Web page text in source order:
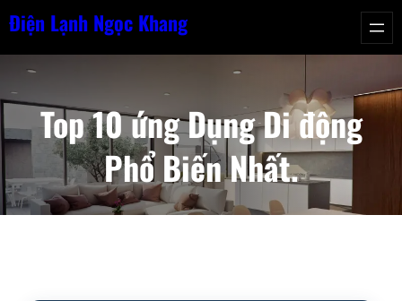
Chuyển
nội
Điện Lạnh Ngọc Khang
Top 10 ứng Dụng Di động
Phổ Biến Nhất.